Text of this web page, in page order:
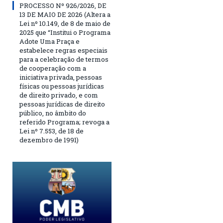
PROCESSO Nº 926/2026, DE
13 DE MAIO DE 2026 (Altera a
Lei nº 10.149, de 8 de maio de
2025 que “Institui o Programa
Adote Uma Praça e
estabelece regras especiais
para a celebração de termos
de cooperação com a
iniciativa privada, pessoas
físicas ou pessoas jurídicas
de direito privado, e com
pessoas jurídicas de direito
público, no âmbito do
referido Programa; revoga a
Lei nº 7.553, de 18 de
dezembro de 1991)